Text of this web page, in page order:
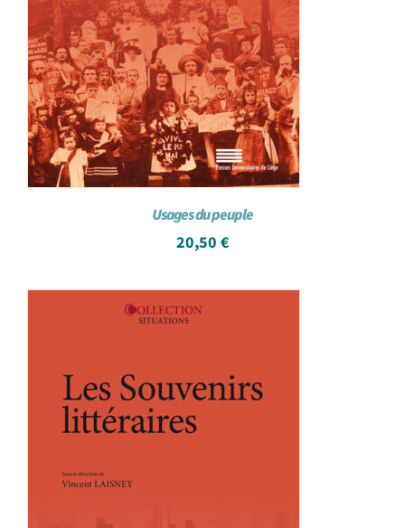
Usages du peuple
20,50 €